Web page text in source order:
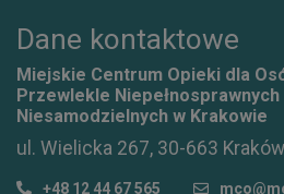
Dane kontaktowe
Miejskie Centrum Opieki dla
Przewlekle
Niesamodzielnych w Krakowie
ul. Wielicka 267, 30-663 Kraków
+48 12 44 67 565